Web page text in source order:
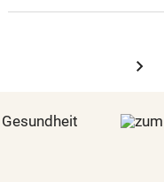
chevron_right